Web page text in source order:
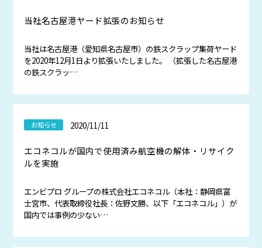
当社名古屋港ヤード拡張のお知らせ
当社は名古屋港（愛知県名古屋市）の鉄スクラップ集荷ヤード
を2020年12月1日より拡張いたしました。 （拡張した名古屋港
の鉄スクラッ…
お知らせ 2020/11/11
エコネコルが国内で使用済み航空機の解体・リサイク
ルを実施
エンビプロ グループの株式会社エコネコル（本社：静岡県富
士宮市、代表取締役社長：佐野文勝、以下「エコネコル」）が
国内では事例の少ない…